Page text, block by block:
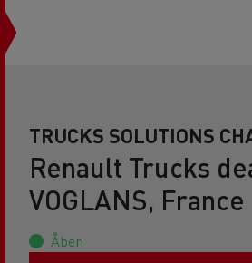
TRUCKS SOLUTIONS
Renault Trucks
VOGLANS, France
Åben